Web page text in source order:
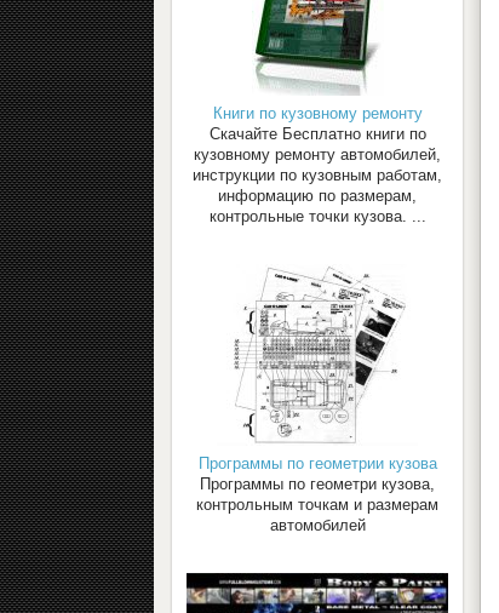
Книги по кузовному ремонту
Скачайте Бесплатно книги по
кузовному ремонту автомобилей,
инструкции по кузовным работам,
информацию по размерам,
контрольные точки кузова. ...
Программы по геометрии кузова
Программы по геометри кузова,
контрольным точкам и размерам
автомобилей